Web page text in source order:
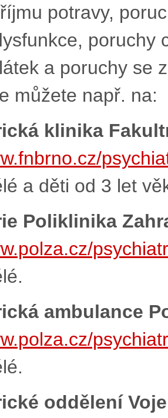
potravy,
poruchy
a poruchy se
můžete např. na:
klinika
a děti od 3 let
Poliklinika
ambulance
oddělení